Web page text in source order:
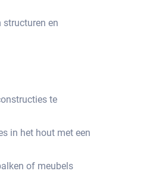
structuren en
te
in het hout met een
of meubels